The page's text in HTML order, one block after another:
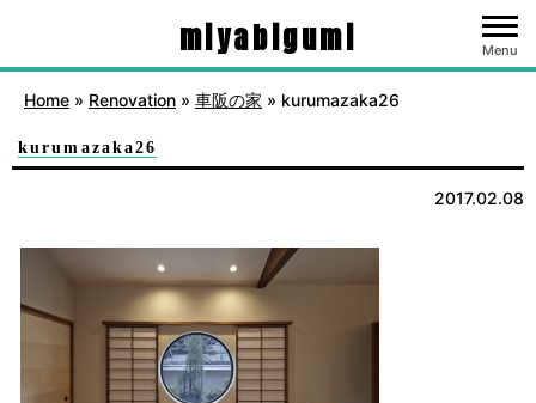
miyabigumi Menu
Home » Renovation » 車阪の家 » kurumazaka26
kurumazaka26
2017.02.08